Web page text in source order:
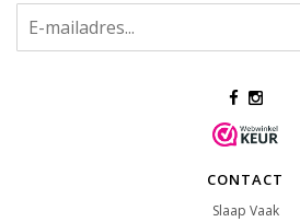
CONTACT
Slaap Vaak